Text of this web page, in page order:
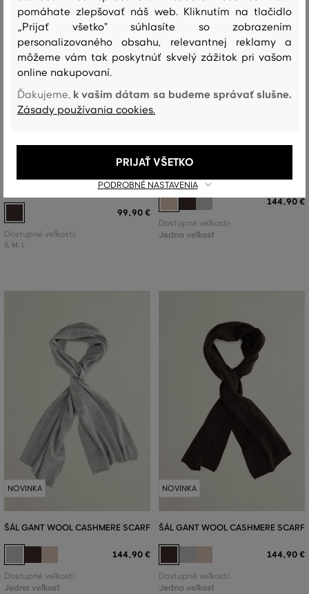
99,90 €
Dostupné veľkosti:
S, M, L
144,90 €
Dostupné veľkosti:
Jedna veľkosť
NOVINKA
ŠÁL GANT WOOL CASHMERE SCARF
144,90 €
Dostupné veľkosti:
Jedna veľkosť
NOVINKA
ŠÁL GANT WOOL CASHMERE SCARF
144,90 €
Dostupné veľkosti:
Jedna veľkosť
pomáhate zlepšovať náš web. Kliknutím na tlačidlo
„Prijať všetko" súhlasíte so zobrazením
personalizovaného obsahu, relevantnej reklamy a
môžeme vám tak poskytnúť skvelý zážitok pri vašom
online nakupovaní.
Ďakujeme, k vašim dátam sa budeme správať slušne.
Zásady používania cookies.
PODROBNÉ NASTAVENIA
PRIJAŤ VŠETKO